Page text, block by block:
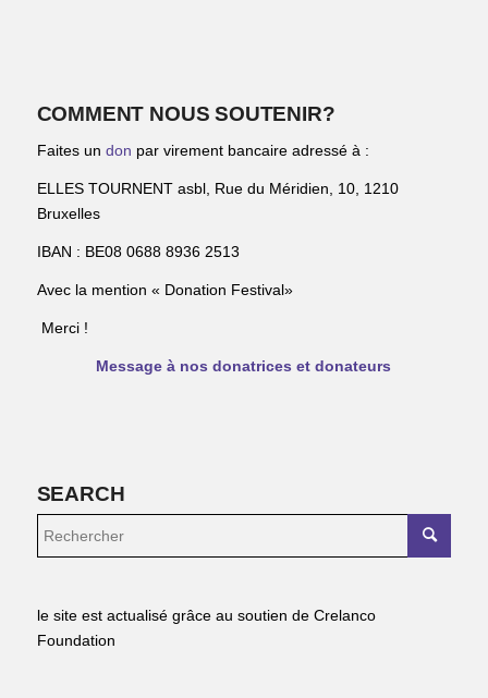
COMMENT NOUS SOUTENIR?
Faites un don par virement bancaire adressé à :
ELLES TOURNENT asbl, Rue du Méridien, 10, 1210
Bruxelles
IBAN : BE08 0688 8936 2513
Avec la mention « Donation Festival»
Merci !
Message à nos donatrices et donateurs
SEARCH
le site est actualisé grâce au soutien de Crelanco
Foundation